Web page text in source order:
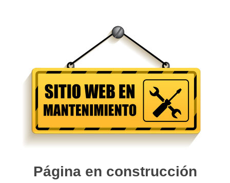
Página en construcción